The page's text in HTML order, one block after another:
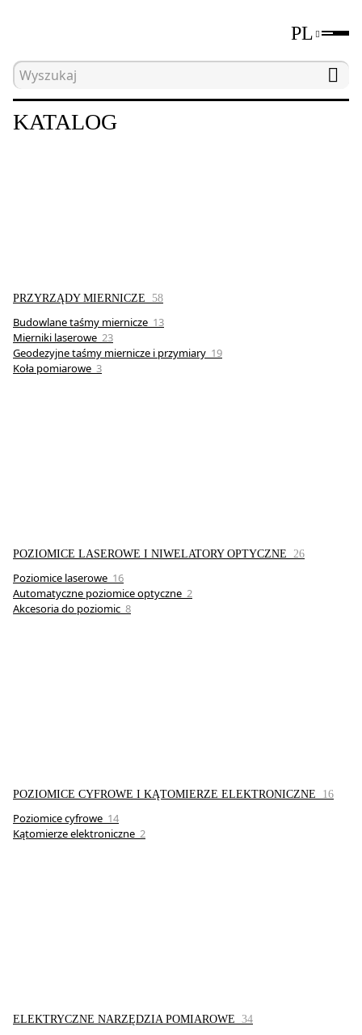
PL
Strona główna
KATALOG
PRZYRZĄDY MIERNICZE 58
Budowlane taśmy miernicze 13
Mierniki laserowe 23
Geodezyjne taśmy miernicze i przymiary 19
Koła pomiarowe 3
POZIOMICE LASEROWE I NIWELATORY OPTYCZNE 26
Poziomice laserowe 16
Automatyczne poziomice optyczne 2
Akcesoria do poziomic 8
POZIOMICE CYFROWE I KĄTOMIERZE ELEKTRONICZNE 16
Poziomice cyfrowe 14
Kątomierze elektroniczne 2
ELEKTRYCZNE NARZĘDZIA POMIAROWE 34